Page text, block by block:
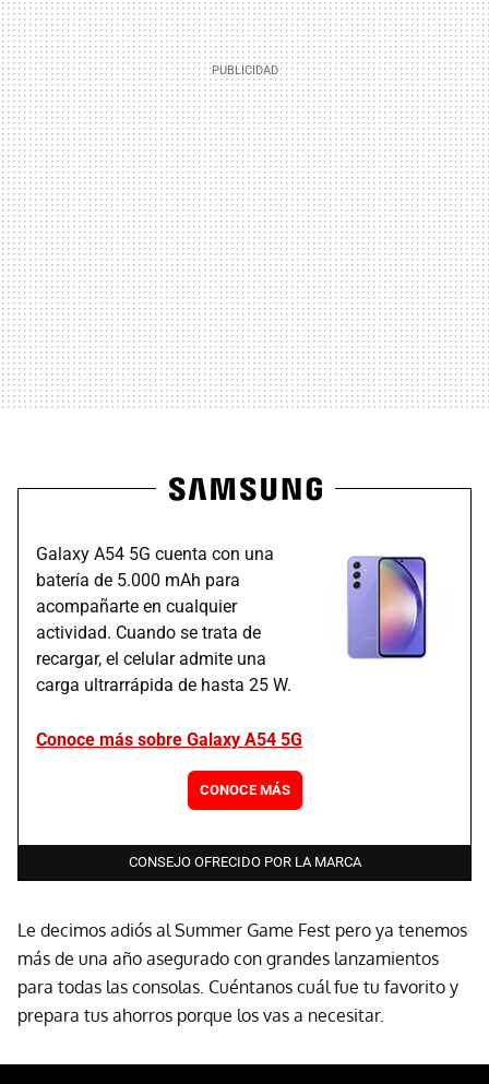
Galaxy A54 5G cuenta con una
batería de 5.000 mAh para
acompañarte en cualquier
actividad. Cuando se trata de
recargar, el celular admite una
carga ultrarrápida de hasta 25 W.
Conoce más sobre Galaxy A54 5G
CONOCE MÁS
CONSEJO OFRECIDO POR LA MARCA
Le decimos adiós al Summer Game Fest pero ya tenemos
más de una año asegurado con grandes lanzamientos
para todas las consolas. Cuéntanos cuál fue tu favorito y
prepara tus ahorros porque los vas a necesitar.